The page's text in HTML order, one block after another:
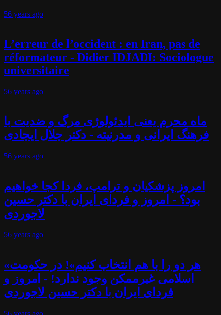
56 years ago
L’erreur de l’occident : en Iran, pas de
réformateur - Didier IDJADI: Sociologue
universitaire
56 years ago
ماه محرم یعنی ایدئولوژی مرگ و ضدیت با
فرهنگ ایرانی و مدرنیته - دکتر جلال ایجادی
56 years ago
امروز پزشکیان و ترامپ، فردا کجا خواهیم
بود؟ - امروز و فردای ایران با دکتر حسین
لاجوردی
56 years ago
«هر دو را با هم انتخاب کنیم»! در حکومت
اسلامی غیرممکن وجود ندارد! - امروز و
فردای ایران با دکتر حسین لاجوردی
56 years ago